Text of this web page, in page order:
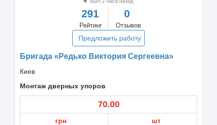
291
Рейтинг
0
Отзывов
Предложить работу
Бригада «Редько Виктория Сергеевна»
Киев
Монтаж дверных упоров
70.00
грн шт